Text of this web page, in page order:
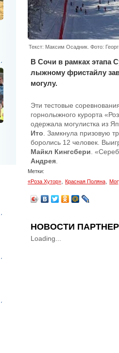
Текст: Максим Осадник. Фото:
В Сочи в рамках этапа
лыжному фристайлу
могулу.
Эти тестовые
горнолыжного курорта
одержала могулистка из
Ито . Замкнула призовую
боролись 12 человек.
Майкл Кингсбери .
Андрея
Метки:
«Роза Хутор»
Красная Поляна
НОВОСТИ
Loading...